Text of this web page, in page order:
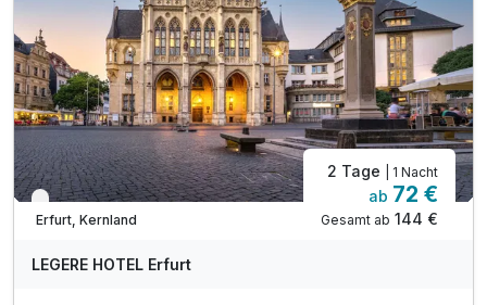
* auf Anfrage nach Verfügbarkeit
Verfügbar bis Dezember
Erfurt, Kernland
2 Tage | 1 Nacht
ab 72 €
Gesamt ab 144 €
LEGERE HOTEL Erfurt